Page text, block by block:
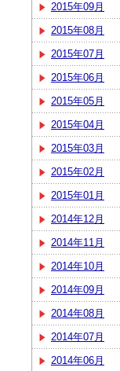
2015年09月
2015年08月
2015年07月
2015年06月
2015年05月
2015年04月
2015年03月
2015年02月
2015年01月
2014年12月
2014年11月
2014年10月
2014年09月
2014年08月
2014年07月
2014年06月